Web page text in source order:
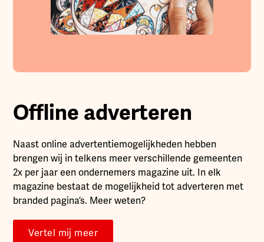
Offline adverteren
Naast online advertentiemogelijkheden hebben
brengen wij in telkens meer verschillende gemeenten
2x per jaar een ondernemers magazine uit. In elk
magazine bestaat de mogelijkheid tot adverteren met
branded pagina’s. Meer weten?
Vertel mij meer